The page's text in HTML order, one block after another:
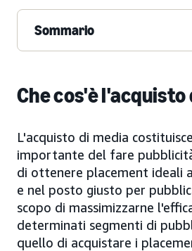
Sommario
Che cos'è l'acquisto
L'acquisto di media
importante del fare
di ottenere placement ideali
e nel posto giusto per
scopo di massimizzarne
determinati segmenti di
quello di acquistare i